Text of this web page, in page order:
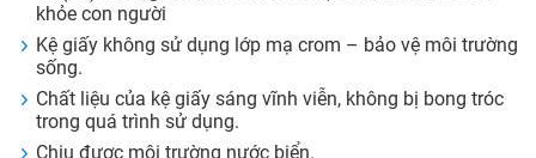
khỏe con người
Kệ giấy không sử dụng lớp mạ crom – bảo vệ môi trường
sống.
Chất liệu của kệ giấy sáng vĩnh viễn, không bị bong tróc
trong quá trình sử dụng.
Chịu được môi trường nước biển.